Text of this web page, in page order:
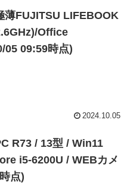
薄FUJITSU LIFEBOOK
Office
05 09:59時点)
2024.10.05
R73 / 13型 / Win11
i5-6200U / WEBカメ
点)